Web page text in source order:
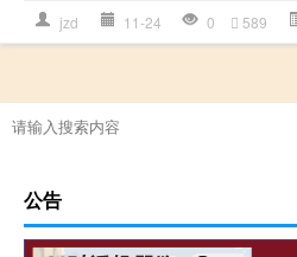
jzd 11-24 0 589
公告